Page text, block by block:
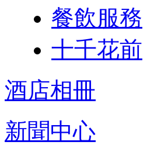
餐飲服務
十千花前
酒店相冊
新聞中心